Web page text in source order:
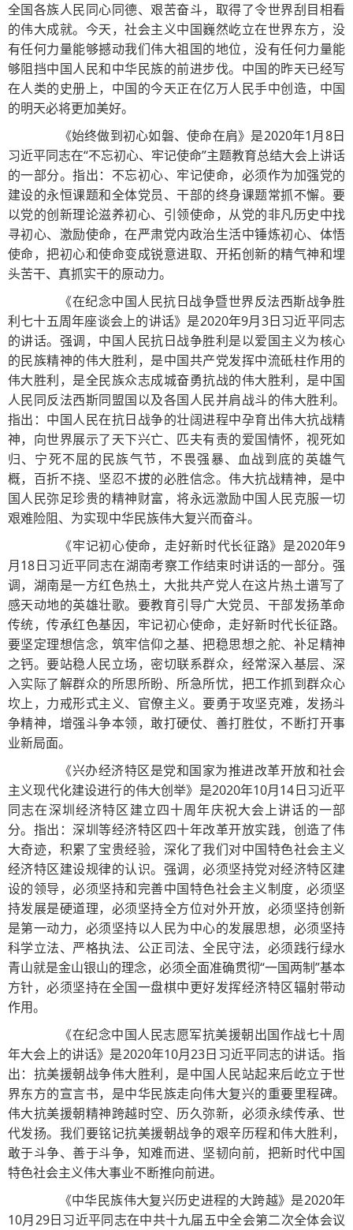
全国各族人民同心同德、艰苦奋斗，取得了令世界刮目相看
的伟大成就。今天，社会主义中国巍然屹立在世界东方，没
有任何力量能够撼动我们伟大祖国的地位，没有任何力量能
够阻挡中国人民和中华民族的前进步伐。中国的昨天已经写
在人类的史册上，中国的今天正在亿万人民手中创造，中国
的明天必将更加美好。
《始终做到初心如磐、使命在肩》是2020年1月8日
习近平同志在“不忘初心、牢记使命”主题教育总结大会上讲话
的一部分。指出：不忘初心、牢记使命，必须作为加强党的
建设的永恒课题和全体党员、干部的终身课题常抓不懈。要
以党的创新理论滋养初心、引领使命，从党的非凡历史中找
寻初心、激励使命，在严肃党内政治生活中锤炼初心、体悟
使命，把初心和使命变成锐意进取、开拓创新的精气神和埋
头苦干、真抓实干的原动力。
《在纪念中国人民抗日战争暨世界反法西斯战争胜
利七十五周年座谈会上的讲话》是2020年9月3日习近平同志
的讲话。强调，中国人民抗日战争胜利是以爱国主义为核心
的民族精神的伟大胜利，是中国共产党发挥中流砥柱作用的
伟大胜利，是全民族众志成城奋勇抗战的伟大胜利，是中国
人民同反法西斯同盟国以及各国人民并肩战斗的伟大胜利。
指出：中国人民在抗日战争的壮阔进程中孕育出伟大抗战精
神，向世界展示了天下兴亡、匹夫有责的爱国情怀，视死如
归、宁死不屈的民族气节，不畏强暴、血战到底的英雄气
概，百折不挠、坚忍不拔的必胜信念。伟大抗战精神，是中
国人民弥足珍贵的精神财富，将永远激励中国人民克服一切
艰难险阻、为实现中华民族伟大复兴而奋斗。
《牢记初心使命，走好新时代长征路》是2020年9
月18日习近平同志在湖南考察工作结束时讲话的一部分。强
调，湖南是一方红色热土，大批共产党人在这片热土谱写了
感天动地的英雄壮歌。要教育引导广大党员、干部发扬革命
传统，传承红色基因，牢记初心使命，走好新时代长征路。
要坚定理想信念，筑牢信仰之基、把稳思想之舵、补足精神
之钙。要站稳人民立场，密切联系群众，经常深入基层、深
入实际了解群众的所思所盼、所急所忧，把工作抓到群众心
坎上，力戒形式主义、官僚主义。要勇于攻坚克难，发扬斗
争精神，增强斗争本领，敢打硬仗、善打胜仗，不断打开事
业新局面。
《兴办经济特区是党和国家为推进改革开放和社会
主义现代化建设进行的伟大创举》是2020年10月14日习近平
同志在深圳经济特区建立四十周年庆祝大会上讲话的一部
分。指出：深圳等经济特区四十年改革开放实践，创造了伟
大奇迹，积累了宝贵经验，深化了我们对中国特色社会主义
经济特区建设规律的认识。强调，必须坚持党对经济特区建
设的领导，必须坚持和完善中国特色社会主义制度，必须坚
持发展是硬道理，必须坚持全方位对外开放，必须坚持创新
是第一动力，必须坚持以人民为中心的发展思想，必须坚持
科学立法、严格执法、公正司法、全民守法，必须践行绿水
青山就是金山银山的理念，必须全面准确贯彻“一国两制”基本
方针，必须坚持在全国一盘棋中更好发挥经济特区辐射带动
作用。
《在纪念中国人民志愿军抗美援朝出国作战七十周
年大会上的讲话》是2020年10月23日习近平同志的讲话。指
出：抗美援朝战争伟大胜利，是中国人民站起来后屹立于世
界东方的宣言书，是中华民族走向伟大复兴的重要里程碑。
伟大抗美援朝精神跨越时空、历久弥新，必须永续传承、世
代发扬。我们要铭记抗美援朝战争的艰辛历程和伟大胜利，
敢于斗争、善于斗争，知难而进、坚韧向前，把新时代中国
特色社会主义伟大事业不断推向前进。
《中华民族伟大复兴历史进程的大跨越》是2020年
10月29日习近平同志在中共十九届五中全会第二次全体会议